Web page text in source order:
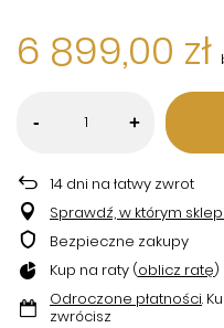
6 899,00 zł
- +
14 dni na łatwy zwrot
Sprawdź, w którym
Bezpieczne zakupy
Kup na raty (oblicz ratę)
Odroczone płatności.
zwrócisz